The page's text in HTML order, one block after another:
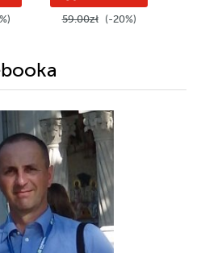
59.00zł (-20%)